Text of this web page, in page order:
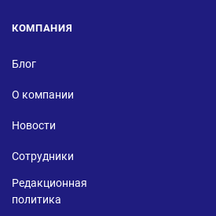
КОМПАНИЯ
Блог
О компании
Новости
Сотрудники
Редакционная
политика